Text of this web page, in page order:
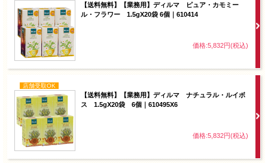
【送料無料】【業務用】ディルマ ピュア・カモミー
ル・フラワー 1.5gX20袋 6個｜610414
価格:5,832円(税込)
店舗受取OK
【送料無料】【業務用】ディルマ ナチュラル・ルイボ
ス 1.5gX20袋 6個｜610495X6
価格:5,832円(税込)